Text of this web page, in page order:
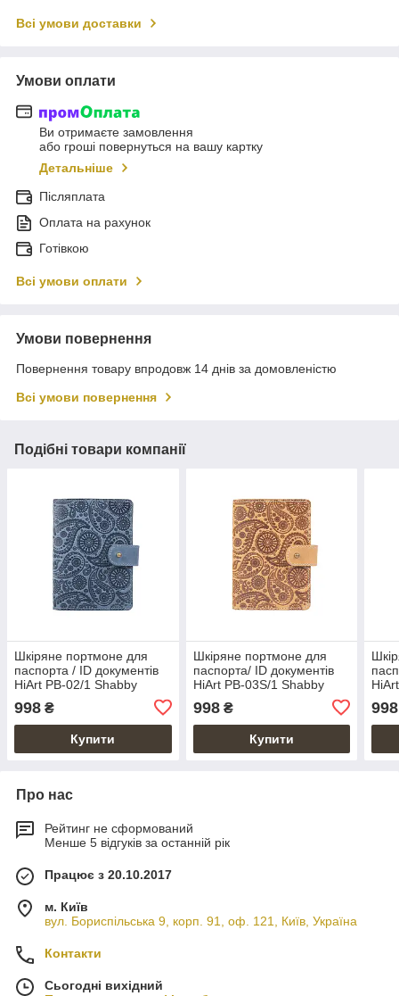
Всі умови доставки
Умови оплати
Ви отримаєте замовлення
або гроші повернуться на вашу картку
Детальніше
Післяплата
Оплата на рахунок
Готівкою
Всі умови оплати
Умови повернення
Повернення товару впродовж 14 днів за домовленістю
Всі умови повернення
Подібні товари компанії
Шкіряне портмоне для
паспорта / ID документів
HiArt PB-02/1 Shabby
998 ₴
Купити
Шкіряне портмоне для
паспорта/ ID документів
HiArt PB-03S/1 Shabby
998₴
Купити
998
Про нас
Рейтинг не сформований
Менше 5 відгуків за останній рік
Працює з 20.10.2017
м. Київ
вул. Бориспільська 9, корп. 91, оф. 121, Київ, Україна
Контакти
Сьогодні вихідний